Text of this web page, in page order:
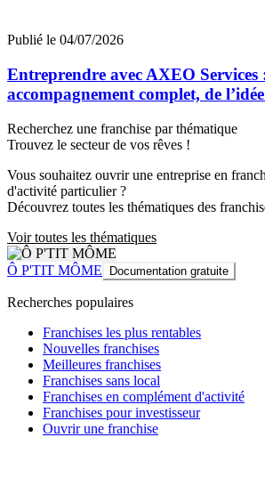
Publié le 04/07/2026
Entreprendre avec AXEO Services
accompagnement complet, de
Recherchez une franchise par thématique
Trouvez le secteur de vos rêves !
Vous souhaitez ouvrir une entreprise en
d'activité particulier ?
Découvrez toutes les thématiques des
Voir toutes les thématiques
Ô P'TIT MÔME Documentation gratuite
Recherches populaires
Franchises les plus rentables
Nouvelles franchises
Meilleures franchises
Franchises sans local
Franchises en complément d'activité
Franchises pour investisseur
Ouvrir une franchise